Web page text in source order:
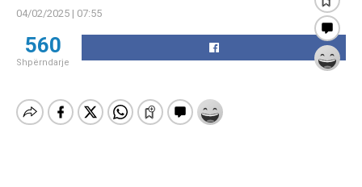
04/02/2025 | 07:55
560
Shpërndarje